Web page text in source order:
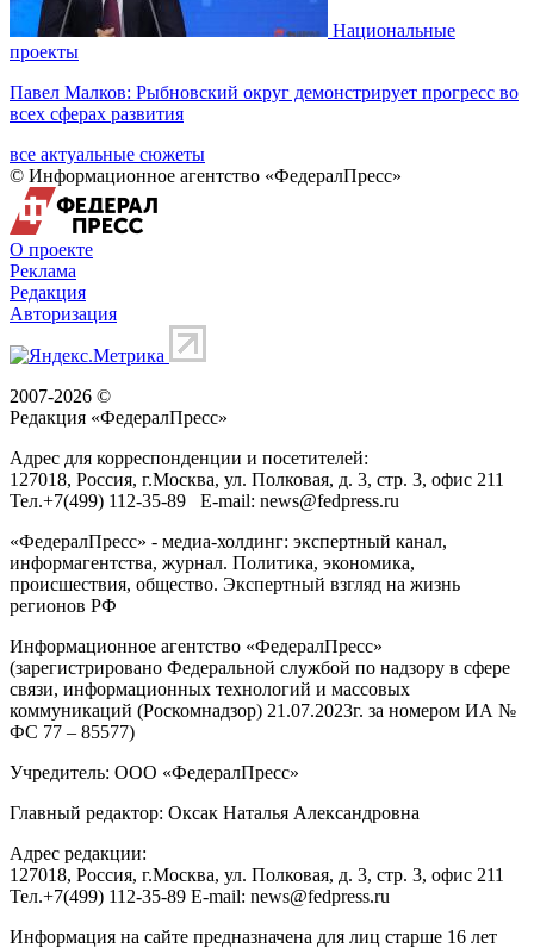
Национальные
проекты
Павел Малков: Рыбновский округ демонстрирует прогресс во
всех сферах развития
все актуальные сюжеты
© Информационное агентство «ФедералПресс»
О проекте
Реклама
Редакция
Авторизация
2007-2026 ©
Редакция «ФедералПресс»
Адрес для корреспонденции и посетителей:
127018, Россия, г.Москва, ул. Полковая, д. 3, стр. 3, офис 211
Тел.+7(499) 112-35-89 E-mail: news@fedpress.ru
«ФедералПресс» - медиа-холдинг: экспертный канал,
информагентства, журнал. Политика, экономика,
происшествия, общество. Экспертный взгляд на жизнь
регионов РФ
Информационное агентство «ФедералПресс»
(зарегистрировано Федеральной службой по надзору в сфере
связи, информационных технологий и массовых
коммуникаций (Роскомнадзор) 21.07.2023г. за номером ИА №
ФС 77 – 85577)
Учредитель: ООО «ФедералПресс»
Главный редактор: Оксак Наталья Александровна
Адрес редакции:
127018, Россия, г.Москва, ул. Полковая, д. 3, стр. 3, офис 211
Тел.+7(499) 112-35-89 E-mail: news@fedpress.ru
Информация на сайте предназначена для лиц старше 16 лет